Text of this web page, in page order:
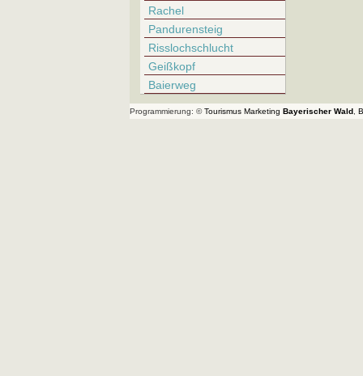
Rachel
Pandurensteig
Risslochschlucht
Geißkopf
Baierweg
Programmierung: ©Tourismus Marketing Bayerischer Wald